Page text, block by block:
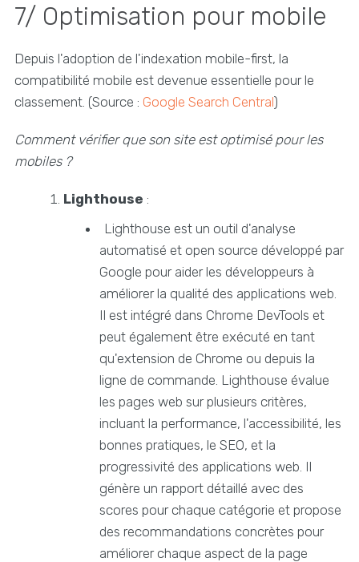
7/ Optimisation pour mobile
Depuis l'adoption de l'indexation mobile-first, la
compatibilité mobile est devenue essentielle pour le
classement. (Source : Google Search Central)
Comment vérifier que son site est optimisé pour les
mobiles ?
Lighthouse :
Lighthouse est un outil d'analyse
automatisé et open source développé par
Google pour aider les développeurs à
améliorer la qualité des applications web.
Il est intégré dans Chrome DevTools et
peut également être exécuté en tant
qu'extension de Chrome ou depuis la
ligne de commande. Lighthouse évalue
les pages web sur plusieurs critères,
incluant la performance, l'accessibilité, les
bonnes pratiques, le SEO, et la
progressivité des applications web. Il
génère un rapport détaillé avec des
scores pour chaque catégorie et propose
des recommandations concrètes pour
améliorer chaque aspect de la page